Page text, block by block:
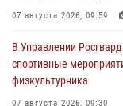
07 августа 2026, 09:59
В Управлении
спортивные
физкультурника
07 августа 2026, 09:30